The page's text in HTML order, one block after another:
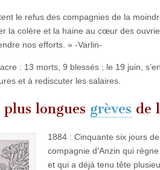
le refus des compagnies de la
la colère et la haine au cœur des
nos efforts. » -Varlin-
: 13 morts, 9 blessés ; le 19 juin,
et à rediscuter les salaires.
plus longues grèves de
1884 : Cinquante six jours
compagnie d’Anzin qui
et qui a déjà tenu tête